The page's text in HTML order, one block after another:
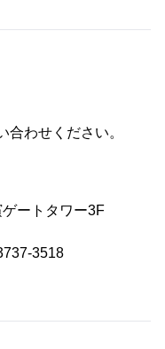
わせください。
ートタワー3F
3518